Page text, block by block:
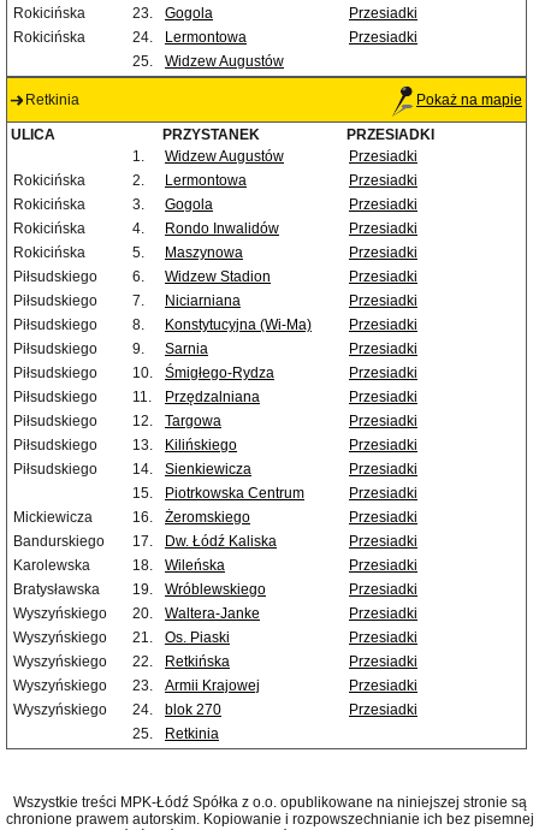
Rokicińska
23. Gogola
Przesiadki
Rokicińska
24. Lermontowa
Przesiadki
25.
Widzew Augustów
Retkinia Pokaż na mapie
ULICA PRZYSTANEK
PRZESIADKI
1.
Widzew Augustów
Przesiadki
Rokicińska
2. Lermontowa
Przesiadki
Rokicińska
3. Gogola
Przesiadki
Rokicińska
4. Rondo Inwalidów
Przesiadki
Rokicińska
5. Maszynowa
Przesiadki
Piłsudskiego
6. Widzew Stadion
Przesiadki
Piłsudskiego
7. Niciarniana
Przesiadki
Piłsudskiego
8. Konstytucyjna (Wi-Ma)
Przesiadki
Piłsudskiego
9. Sarnia
Przesiadki
Piłsudskiego
10. Śmigłego-Rydza
Przesiadki
Piłsudskiego
11. Przędzalniana
Przesiadki
Piłsudskiego
12. Targowa
Przesiadki
Piłsudskiego
13. Kilińskiego
Przesiadki
Piłsudskiego
14. Sienkiewicza
Przesiadki
15.
Piotrkowska Centrum
Przesiadki
Mickiewicza
16. Żeromskiego
Przesiadki
Bandurskiego
17. Dw. Łódź Kaliska
Przesiadki
Karolewska
18. Wileńska
Przesiadki
Bratysławska
19. Wróblewskiego
Przesiadki
Wyszyńskiego
20. Waltera-Janke
Przesiadki
Wyszyńskiego
21. Os. Piaski
Przesiadki
Wyszyńskiego
22. Retkińska
Przesiadki
Wyszyńskiego
23. Armii Krajowej
Przesiadki
Wyszyńskiego
24. blok 270
Przesiadki
25.
Retkinia
Wszystkie treści MPK-Łódź Spółka z o.o. opublikowane na niniejszej stronie są
chronione prawem autorskim. Kopiowanie i rozpowszechnianie ich bez pisemnej